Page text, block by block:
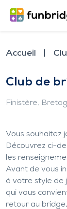
Accueil
Club de
Finistère,
Vous souhaitez
Découvrez ci-
les
Avant de vous
à votre style de
qui vous
retour au